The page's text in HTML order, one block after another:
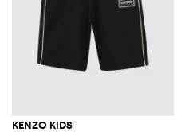
KENZO KIDS